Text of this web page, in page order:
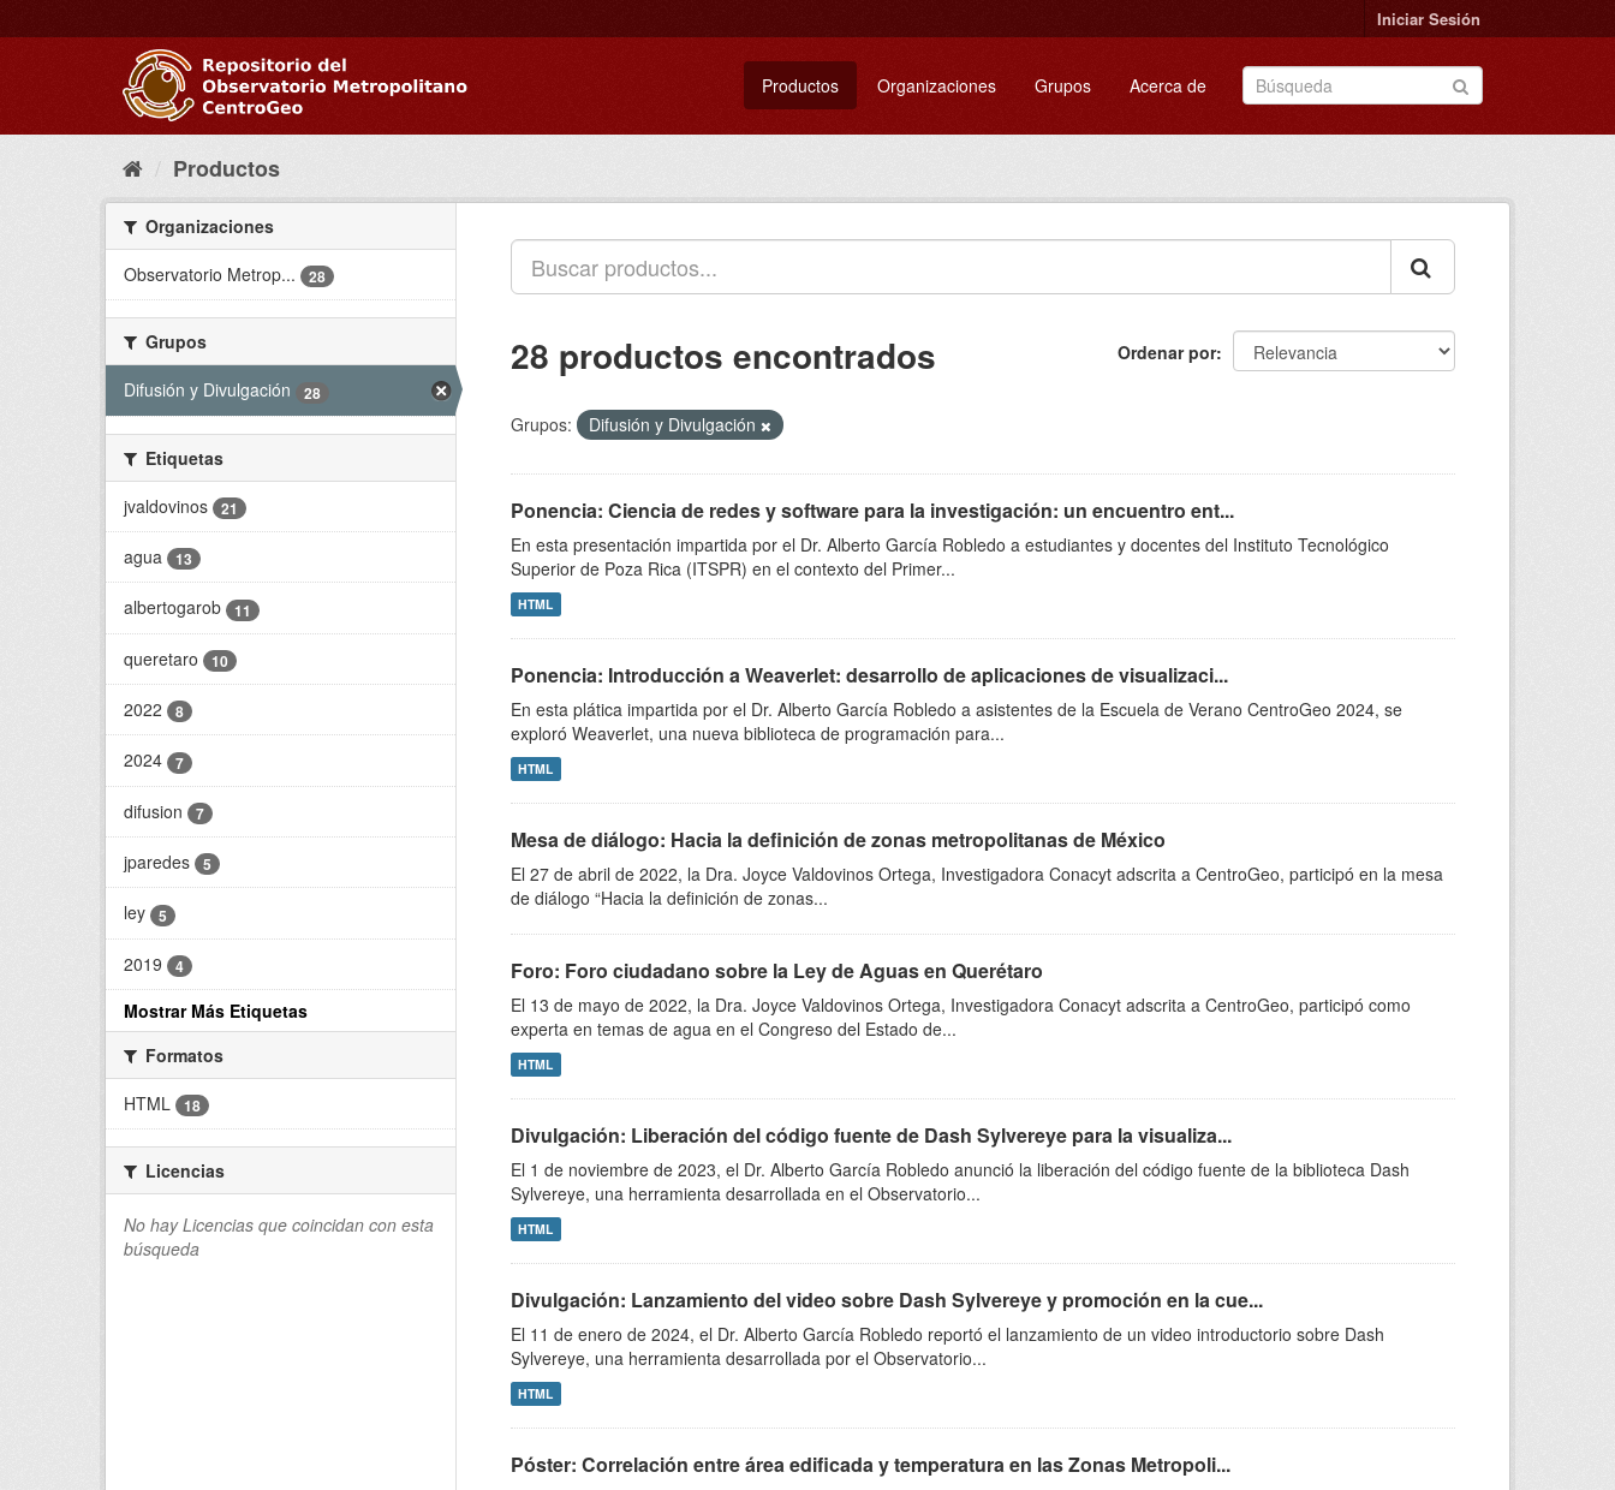
al
Iniciar Sesión
Productos Organizaciones Grupos Acerca de
Productos
Organizaciones
Observatorio Metrop...
28
Grupos
Difusión y Divulgación
28
Etiquetas
jvaldovinos
21
agua 13
albertogarob 11
queretaro 10
2022 8
2024 7
difusion 7
jparedes 5
ley 5
2019 4
Mostrar Más Etiquetas
Formatos
HTML
18
Licencias
No hay Licencias que coincidan con esta
búsqueda
Ordenar por
28 productos encontrados
Grupos: Difusión y Divulgación
Ponencia: Ciencia de redes y software para la investigación: un encuentro ent...
En esta presentación impartida por el Dr. Alberto García Robledo a estudiantes y docentes del Instituto Tecnológico
Superior de Poza Rica (ITSPR) en el contexto del Primer...
HTML
Ponencia: Introducción a Weaverlet: desarrollo de aplicaciones de visualizaci...
En esta plática impartida por el Dr. Alberto García Robledo a asistentes de la Escuela de Verano CentroGeo 2024, se
exploró Weaverlet, una nueva biblioteca de programación para...
HTML
Mesa de diálogo: Hacia la definición de zonas metropolitanas de México
El 27 de abril de 2022, la Dra. Joyce Valdovinos Ortega, Investigadora Conacyt adscrita a CentroGeo, participó en la mesa
de diálogo “Hacia la definición de zonas...
Foro: Foro ciudadano sobre la Ley de Aguas en Querétaro
El 13 de mayo de 2022, la Dra. Joyce Valdovinos Ortega, Investigadora Conacyt adscrita a CentroGeo, participó como
experta en temas de agua en el Congreso del Estado de...
HTML
Divulgación: Liberación del código fuente de Dash Sylvereye para la visualiza...
El 1 de noviembre de 2023, el Dr. Alberto García Robledo anunció la liberación del código fuente de la biblioteca Dash
Sylvereye, una herramienta desarrollada en el Observatorio...
HTML
Divulgación: Lanzamiento del video sobre Dash Sylvereye y promoción en la cue...
El 11 de enero de 2024, el Dr. Alberto García Robledo reportó el lanzamiento de un video introductorio sobre Dash
Sylvereye, una herramienta desarrollada por el Observatorio...
HTML
Póster: Correlación entre área edificada y temperatura en las Zonas Metropoli...